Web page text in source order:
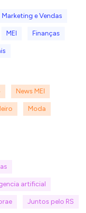
Marketing e Vendas
MEI Finanças
News MEI
Moda
artificial
Juntos pelo RS